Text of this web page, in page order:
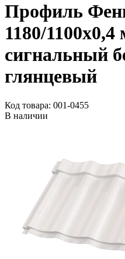
Профиль
1180/
сигнальный
глянцевый
Код товара: 001-0455
В наличии